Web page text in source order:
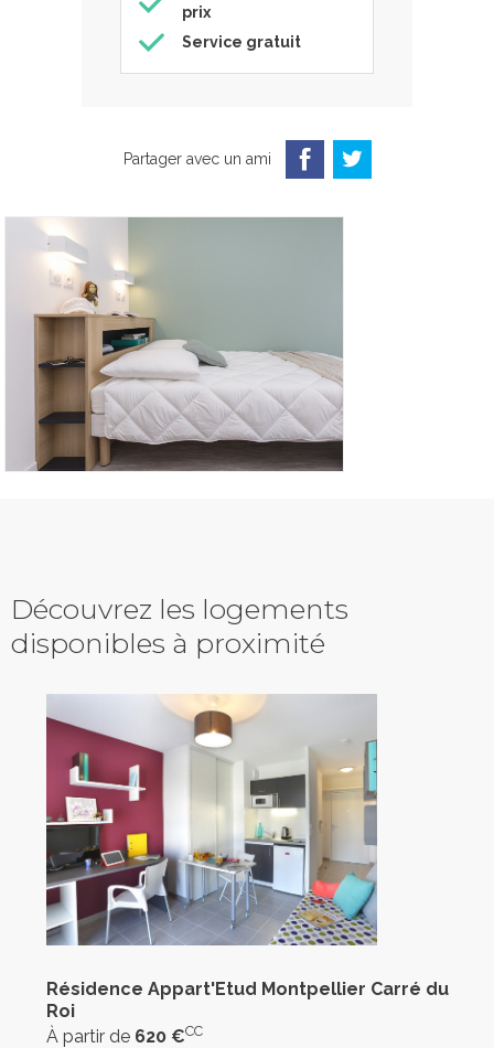
prix
Service gratuit
Partager avec un ami
Découvrez les logements
disponibles à proximité
Résidence Appart'Etud Montpellier Carré du
Roi
À partir de 620 €CC